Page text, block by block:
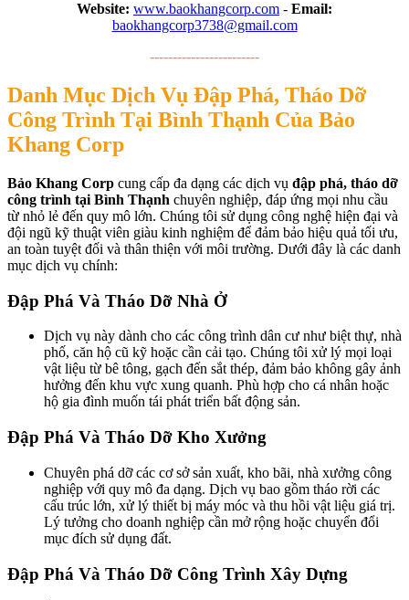
Website: www.baokhangcorp.com - Email:
baokhangcorp3738@gmail.com
------------------------
Danh Mục Dịch Vụ Đập Phá, Tháo Dỡ
Công Trình Tại Bình Thạnh Của Bảo
Khang Corp
Bảo Khang Corp cung cấp đa dạng các dịch vụ đập phá, tháo dỡ
công trình tại Bình Thạnh chuyên nghiệp, đáp ứng mọi nhu cầu
từ nhỏ lẻ đến quy mô lớn. Chúng tôi sử dụng công nghệ hiện đại và
đội ngũ kỹ thuật viên giàu kinh nghiệm để đảm bảo hiệu quả tối ưu,
an toàn tuyệt đối và thân thiện với môi trường. Dưới đây là các danh
mục dịch vụ chính:
Đập Phá Và Tháo Dỡ Nhà Ở
Dịch vụ này dành cho các công trình dân cư như biệt thự, nhà
phố, căn hộ cũ kỹ hoặc cần cải tạo. Chúng tôi xử lý mọi loại
vật liệu từ bê tông, gạch đến sắt thép, đảm bảo không gây ảnh
hưởng đến khu vực xung quanh. Phù hợp cho cá nhân hoặc
hộ gia đình muốn tái phát triển bất động sản.
Đập Phá Và Tháo Dỡ Kho Xưởng
Chuyên phá dỡ các cơ sở sản xuất, kho bãi, nhà xưởng công
nghiệp với quy mô đa dạng. Dịch vụ bao gồm tháo rời các
cấu trúc lớn, xử lý thiết bị máy móc và thu hồi vật liệu giá trị.
Lý tưởng cho doanh nghiệp cần mở rộng hoặc chuyển đổi
mục đích sử dụng đất.
Đập Phá Và Tháo Dỡ Công Trình Xây Dựng